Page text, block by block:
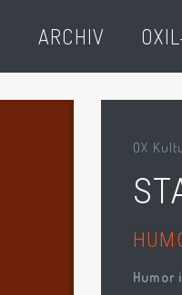
ARCHIV
OX
Humor